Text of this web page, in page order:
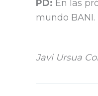
PD: En las
mundo
Javi Ursua